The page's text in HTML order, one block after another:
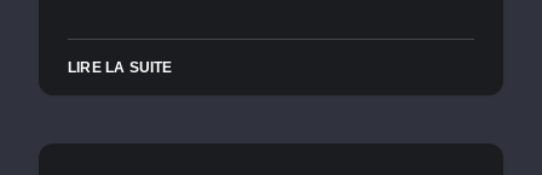
LIRE LA SUITE